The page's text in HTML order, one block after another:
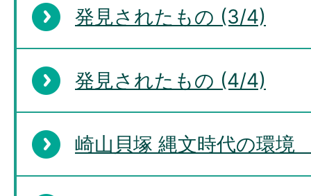
発見されたもの (3/4)
発見されたもの (4/4)
崎山貝塚 縄文時代の環境